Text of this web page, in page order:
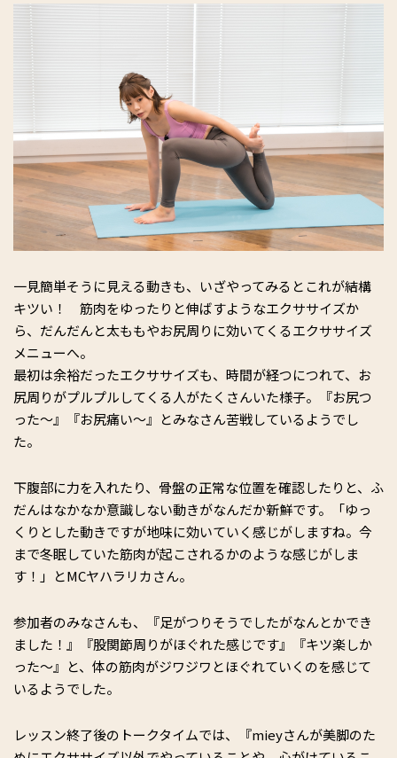
一見簡単そうに見える動きも、いざやってみるとこれが結構
キツい！ 筋肉をゆったりと伸ばすようなエクササイズか
ら、だんだんと太ももやお尻周りに効いてくるエクササイズ
メニューへ。
最初は余裕だったエクササイズも、時間が経つにつれて、お
尻周りがプルプルしてくる人がたくさんいた様子。『お尻つ
った～』『お尻痛い～』とみなさん苦戦しているようでし
た。
下腹部に力を入れたり、骨盤の正常な位置を確認したりと、ふ
だんはなかなか意識しない動きがなんだか新鮮です。「ゆっ
くりとした動きですが地味に効いていく感じがしますね。今
まで冬眠していた筋肉が起こされるかのような感じがしま
す！」とMCヤハラリカさん。
参加者のみなさんも、『足がつりそうでしたがなんとかでき
ました！』『股関節周りがほぐれた感じです』『キツ楽しか
った～』と、体の筋肉がジワジワとほぐれていくのを感じて
いるようでした。
レッスン終了後のトークタイムでは、『mieyさんが美脚のた